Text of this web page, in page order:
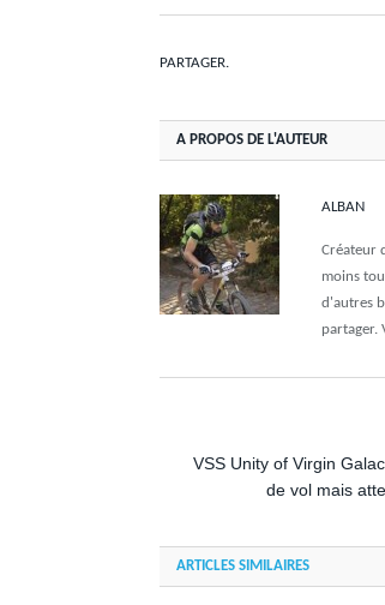
PARTAGER.
A PROPOS DE L'AUTEUR
ALBAN
Créateur
moins
d'autres
partager.
VSS Unity of Virgin
de vol mais
ARTICLES SIMILAIRES